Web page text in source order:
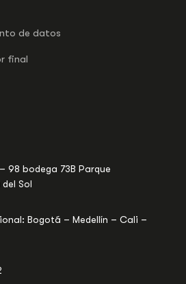
de datos
final
98 bodega 73B Parque
Sol
Bogotá – Medellín – Cali –